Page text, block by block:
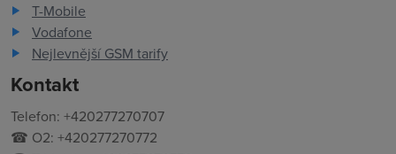
T-Mobile
Vodafone
Nejlevnější GSM tarify
Kontakt
Telefon: +420277270707
☎ O2: +420277270772